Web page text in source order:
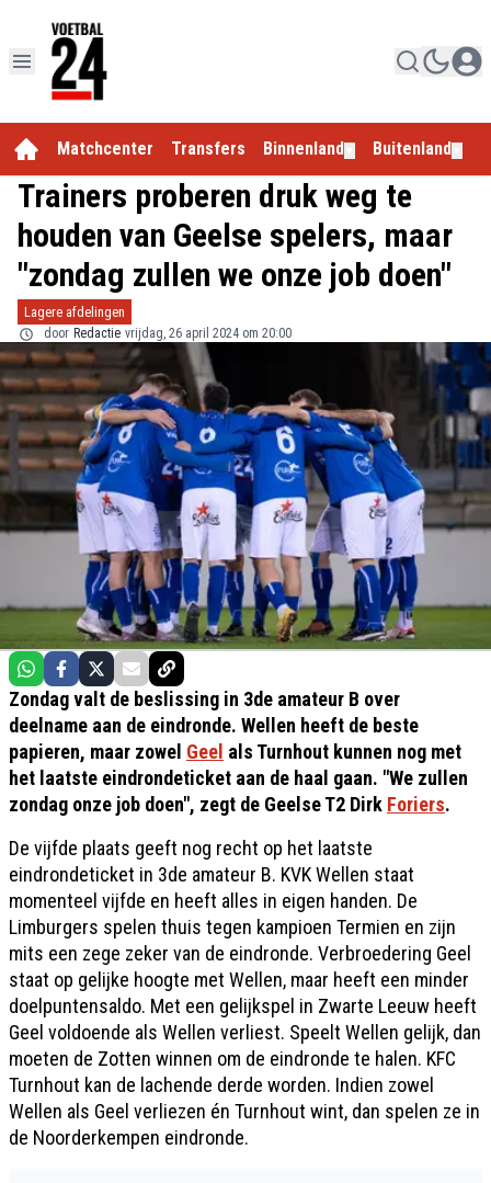
Matchcenter Transfers Binnenland Buitenland
Trainers proberen druk weg te
houden van Geelse spelers, maar
"zondag zullen we onze job doen"
Lagere afdelingen
door Redactie vrijdag, 26 april 2024 om 20:00
Zondag valt de beslissing in 3de amateur B over
deelname aan de eindronde. Wellen heeft de beste
papieren, maar zowel Geel als Turnhout kunnen nog met
het laatste eindrondeticket aan de haal gaan. "We zullen
zondag onze job doen", zegt de Geelse T2 Dirk Foriers.
De vijfde plaats geeft nog recht op het laatste
eindrondeticket in 3de amateur B. KVK Wellen staat
momenteel vijfde en heeft alles in eigen handen. De
Limburgers spelen thuis tegen kampioen Termien en zijn
mits een zege zeker van de eindronde. Verbroedering Geel
staat op gelijke hoogte met Wellen, maar heeft een minder
doelpuntensaldo. Met een gelijkspel in Zwarte Leeuw heeft
Geel voldoende als Wellen verliest. Speelt Wellen gelijk, dan
moeten de Zotten winnen om de eindronde te halen. KFC
Turnhout kan de lachende derde worden. Indien zowel
Wellen als Geel verliezen én Turnhout wint, dan spelen ze in
de Noorderkempen eindronde.